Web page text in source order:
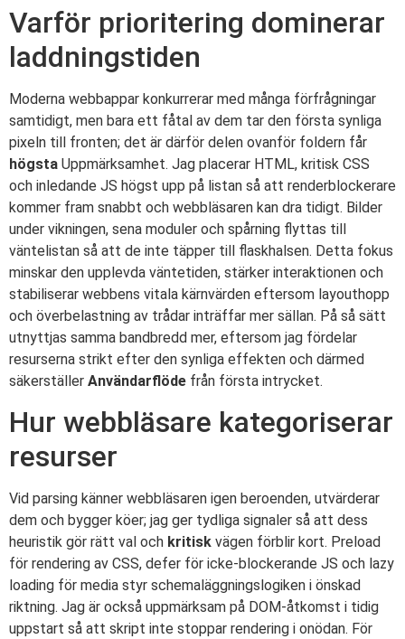
Varför prioritering dominerar
laddningstiden
Moderna webbappar konkurrerar med många förfrågningar
samtidigt, men bara ett fåtal av dem tar den första synliga
pixeln till fronten; det är därför delen ovanför foldern får
högsta Uppmärksamhet. Jag placerar HTML, kritisk CSS
och inledande JS högst upp på listan så att renderblockerare
kommer fram snabbt och webbläsaren kan dra tidigt. Bilder
under vikningen, sena moduler och spårning flyttas till
väntelistan så att de inte täpper till flaskhalsen. Detta fokus
minskar den upplevda väntetiden, stärker interaktionen och
stabiliserar webbens vitala kärnvärden eftersom layouthopp
och överbelastning av trådar inträffar mer sällan. På så sätt
utnyttjas samma bandbredd mer, eftersom jag fördelar
resurserna strikt efter den synliga effekten och därmed
säkerställer Användarflöde från första intrycket.
Hur webbläsare kategoriserar
resurser
Vid parsing känner webbläsaren igen beroenden, utvärderar
dem och bygger köer; jag ger tydliga signaler så att dess
heuristik gör rätt val och kritisk vägen förblir kort. Preload
för rendering av CSS, defer för icke-blockerande JS och lazy
loading för media styr schemaläggningslogiken i önskad
riktning. Jag är också uppmärksam på DOM-åtkomst i tidig
uppstart så att skript inte stoppar rendering i onödan. För